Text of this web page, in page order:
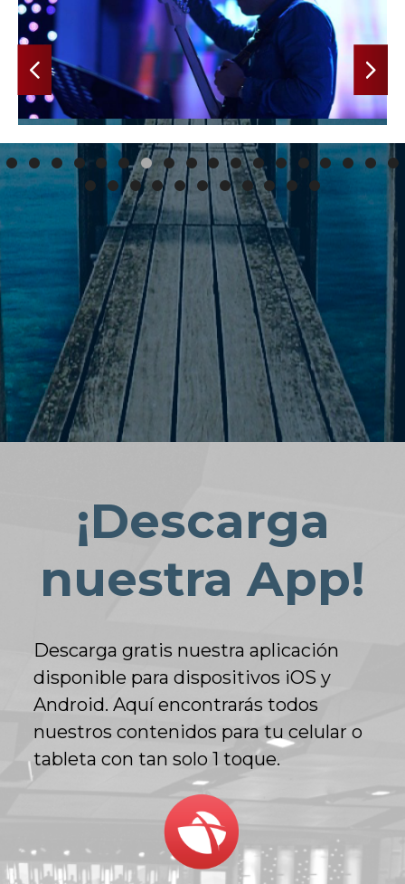
Siguiente
¡Descarga
nuestra App!
Descarga gratis nuestra aplicación
disponible para dispositivos iOS y
Android. Aquí encontrarás todos
nuestros contenidos para tu celular o
tableta con tan solo 1 toque.